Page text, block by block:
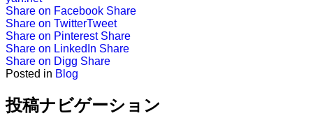
Share on Facebook Share
Share on TwitterTweet
Share on Pinterest Share
Share on LinkedIn Share
Share on Digg Share
Posted in Blog
投稿ナビゲーション